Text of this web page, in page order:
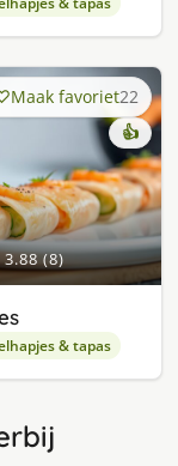
3.88 (8)
Maak favoriet22
👍
& tapas